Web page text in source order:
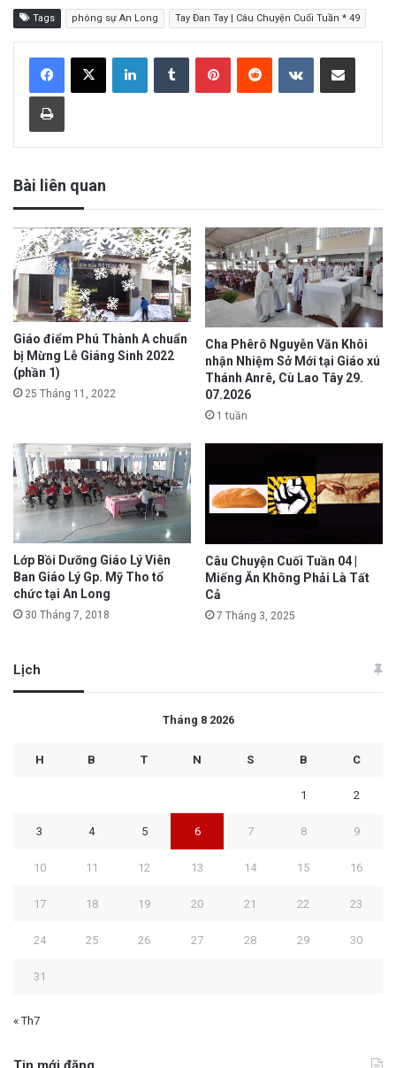
Tags phóng sự An Long Tay Đan Tay | Câu Chuyện Cuối Tuần * 49
Bài liên quan
Giáo điểm Phú Thành A chuẩn
bị Mừng Lễ Giáng Sinh 2022
(phần 1)
25 Tháng 11, 2022
Cha Phêrô Nguyễn Văn Khôi
nhận Nhiệm Sở Mới tại Giáo xú
Thánh Anrê, Cù Lao Tây 29.
07.2026
1 tuần
Lớp Bồi Dưỡng Giáo Lý Viên
Ban Giáo Lý Gp. Mỹ Tho tổ
chức tại An Long
30 Tháng 7, 2018
Câu Chuyện Cuối Tuần 04 |
Miếng Ăn Không Phải Là Tất
Cả
7 Tháng 3, 2025
Lịch
Tháng 8 2026
H B T N S B C
1 2
3 4 5 6 7 8 9
10 11 12 13 14 15 16
17 18 19 20 21 22 23
24 25 26 27 28 29 30
31
« Th7